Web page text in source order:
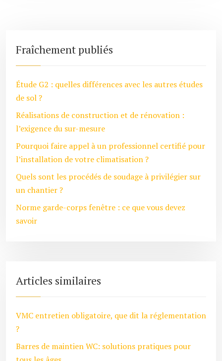
Fraîchement publiés
Étude G2 : quelles différences avec les autres études
de sol ?
Réalisations de construction et de rénovation :
l’exigence du sur-mesure
Pourquoi faire appel à un professionnel certifié pour
l’installation de votre climatisation ?
Quels sont les procédés de soudage à privilégier sur
un chantier ?
Norme garde-corps fenêtre : ce que vous devez
savoir
Articles similaires
VMC entretien obligatoire, que dit la réglementation
?
Barres de maintien WC: solutions pratiques pour